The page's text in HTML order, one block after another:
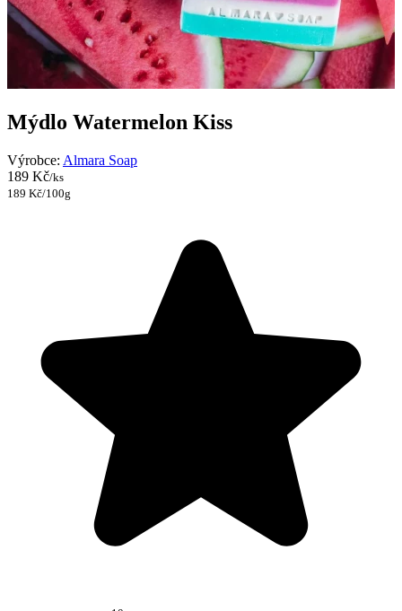
Mýdlo Watermelon Kiss
Výrobce: Almara Soap
189 Kč/ks
189 Kč/100g